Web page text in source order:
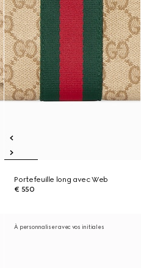
Portefeuille long avec Web
€ 550
À personnaliser avec vos initiales